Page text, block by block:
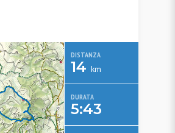
DISTANZA
14 km
DURATA
5:43